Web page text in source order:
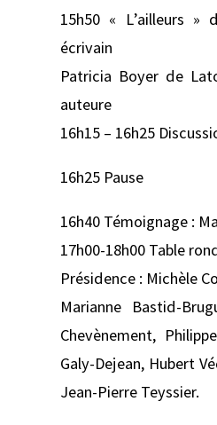
15h50 « L’ailleurs »
écrivain
Patricia Boyer de
auteure
16h15 – 16h25
16h25 Pause
16h40 Témoignage :
17h00-18h00 Table
Présidence : Michèle
Marianne Bastid-
Chevènement,
Galy-Dejean, Hubert
Jean-Pierre Teyssier.